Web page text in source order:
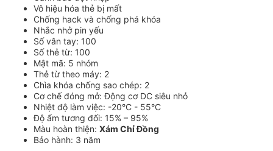
Vô hiệu hóa thẻ bị mất
Chống hack và chống phá khóa
Nhắc nhở pin yếu
Số vân tay: 100
Số thẻ từ: 100
Mật mã: 5 nhóm
Thẻ từ theo máy: 2
Chìa khóa chống sao chép: 2
Cơ chế đóng mở: Động cơ DC siêu nhỏ
Nhiệt độ làm việc: -20°C - 55°C
Độ ẩm tương đối: 15% – 95%
Màu hoàn thiện: Xám Chỉ Đồng
Bảo hành: 3 năm